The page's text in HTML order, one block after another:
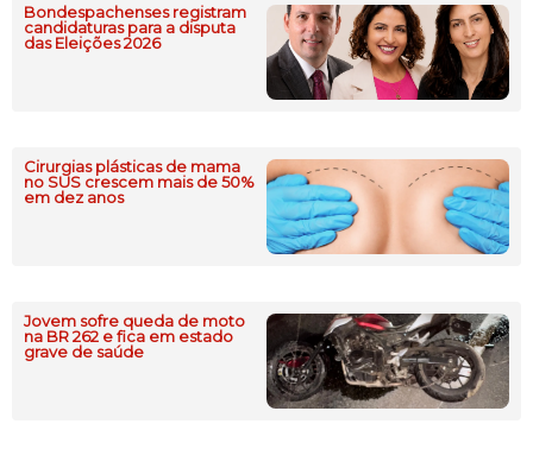
Bondespachenses registram
candidaturas para a disputa
das Eleições 2026
Cirurgias plásticas de mama
no SUS crescem mais de 50%
em dez anos
Jovem sofre queda de moto
na BR 262 e fica em estado
grave de saúde